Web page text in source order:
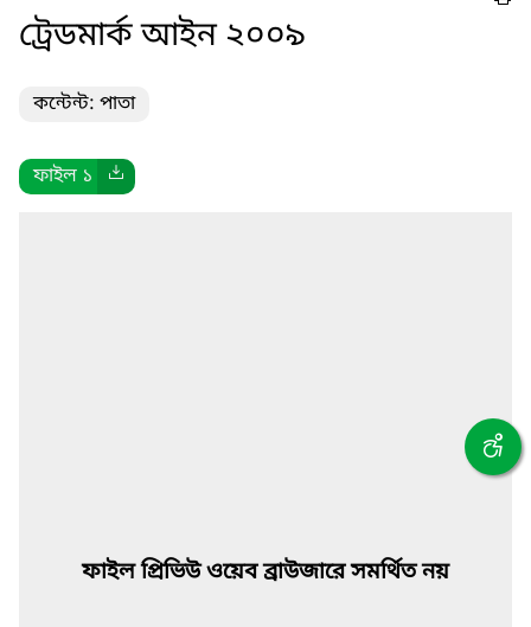
ট্রেডমার্ক আইন ২০০৯
কন্টেন্ট: পাতা
ফাইল ১
ফাইল প্রিভিউ ওয়েব ব্রাউজারে সমর্থিত নয়